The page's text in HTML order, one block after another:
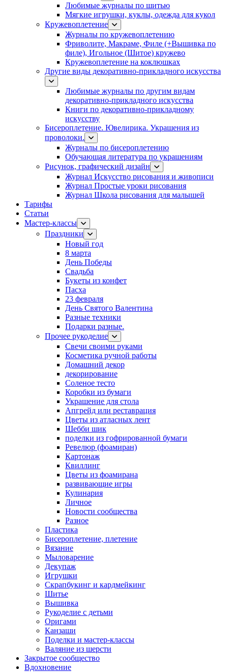
Любимые журналы по шитью
Мягкие игрушки, куклы, одежда для кукол
Кружевоплетение
Журналы по кружевоплетению
Фриволите, Макраме, Филе (+Вышивка по
филе), Игольное (Шитое) кружево
Кружевоплетение на коклюшках
Другие виды декоративно-прикладного искусства
Любимые журналы по другим видам
декоративно-прикладного искусства
Книги по декоративно-прикладному
искусству
Бисероплетение. Ювелирика. Украшения из
проволоки.
Журналы по бисероплетению
Обучающая литература по украшениям
Рисунок, графический дизайн
Журнал Искусство рисования и живописи
Журнал Простые уроки рисования
Журнал Школа рисования для малышей
Тарифы
Статьи
Мастер-классы
Праздники
Новый год
8 марта
День Победы
Свадьба
Букеты из конфет
Пасха
23 февраля
День Святого Валентина
Разные техники
Подарки разные.
Прочее рукоделие
Свечи своими руками
Косметика ручной работы
Домашний декор
декорирование
Соленое тесто
Коробки из бумаги
Украшение для стола
Апгрейд или реставрация
Цветы из атласных лент
Шебби шик
поделки из гофрированной бумаги
Ревелюр (фоамиран)
Картонаж
Квиллинг
Цветы из фоамирана
развивающие игры
Кулинария
Личное
Новости сообщества
Разное
Пластика
Бисероплетение, плетение
Вязание
Мыловарение
Декупаж
Игрушки
Скрапбукинг и кардмейкинг
Шитье
Вышивка
Рукоделие с детьми
Оригами
Канзаши
Поделки и мастер-классы
Валяние из шерсти
Закрытое сообщество
Вдохновение